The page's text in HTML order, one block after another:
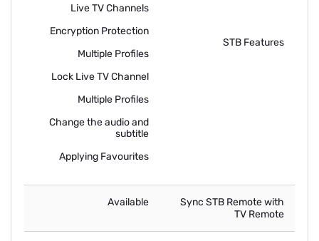
STB Features
Live TV Channels
Encryption Protection
Multiple Profiles
Lock Live TV Channel
Multiple Profiles
Change the audio and
subtitle
Applying Favourites
Sync STB Remote with
TV Remote
Available